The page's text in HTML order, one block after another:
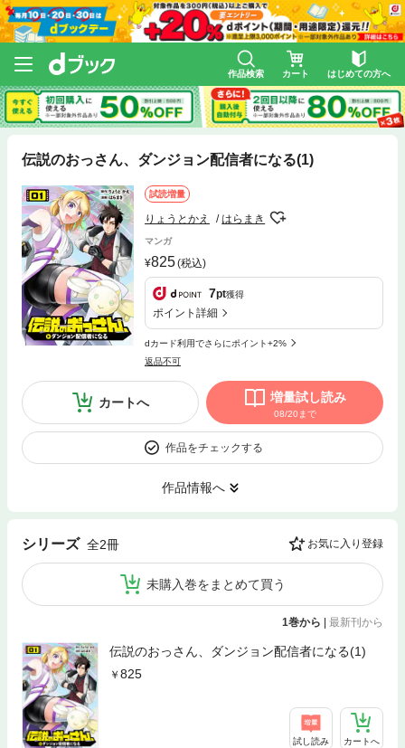
作品検索 カート はじめての方へ
伝説のおっさん、ダンジョン配信者になる(1)
試読増量
りょうとかえ はらまき
マンガ
825(税込)
7pt獲得
ポイント詳細
dカード利用でさらにポイント+2%
返品不可
カートへ 増量試し読み
08/20まで
作品をチェックする
作品情報へ
シリーズ 全2冊 お気に入り登録
未購入巻をまとめて買う
1巻から 最新刊から
伝説のおっさん、ダンジョン配信者になる(1)
825
試し読み カートへ